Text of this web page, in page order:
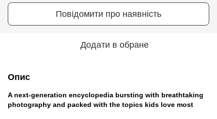
Повідомити про наявність
Додати в обране
Опис
A next-generation encyclopedia bursting with breathtaking
photography and packed with the topics kids love most